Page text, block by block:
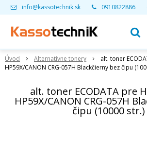
info@kassotechnik.sk 0910822886
Úvod Alternatívne tonery
alt. toner
HP59X/CANON CRG-057H Blackčierny bez čipu
alt. toner ECODATA pre
HP59X/CANON CRG-057H
čipu (10000 str.)